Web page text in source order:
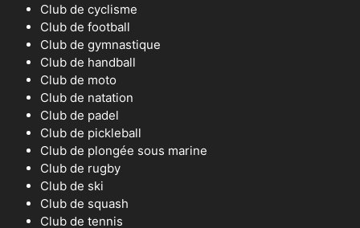
Club de cyclisme
Club de football
Club de gymnastique
Club de handball
Club de moto
Club de natation
Club de padel
Club de pickleball
Club de plongée sous marine
Club de rugby
Club de ski
Club de squash
Club de tennis